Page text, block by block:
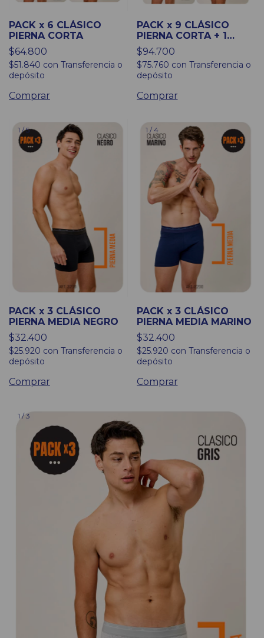
PACK x 6 CLÁSICO
PIERNA CORTA
$64.800
$51.840 con Transferencia o
depósito
Comprar
PACK x 9 CLÁSICO
PIERNA CORTA + 1
ESTAMPADO DE
REGALO
$94.700
$75.760 con Transferencia o
depósito
Comprar
1 /5
PACK x 3 CLÁSICO
PIERNA MEDIA NEGRO
$32.400
$25.920 con Transferencia o
depósito
Comprar
1 / 4
PACK x 3 CLÁSICO
PIERNA MEDIA MARINO
$32.400
$25.920 con Transferencia o
depósito
Comprar
1 /3